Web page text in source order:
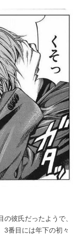
彼氏だったようで、
3番目には年下の初々